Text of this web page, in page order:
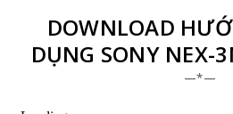
DOWNLOAD
DỤNG SONY NEX-
—*—